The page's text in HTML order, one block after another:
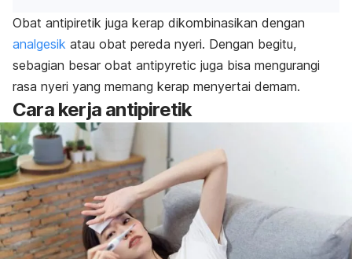
Obat antipiretik juga kerap dikombinasikan dengan
analgesik atau obat pereda nyeri. Dengan begitu,
sebagian besar obat antipyretic juga bisa mengurangi
rasa nyeri yang memang kerap menyertai demam.
Cara kerja antipiretik